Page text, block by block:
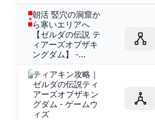
朝活 竪穴の洞窟か
ら寒いエリアへ
【ゼルダの伝説 テ
ィアーズオブザキ
ングダム】 -...
ティアキン攻略｜
ゼルダの伝説ティ
アーズオブザキン
グダム - ゲームウ
ィズ